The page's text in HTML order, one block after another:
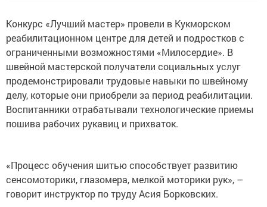
Конкурс «Лучший мастер» провели в Кукморском
реабилитационном центре для детей и подростков с
ограниченными возможностями «Милосердие». В
швейной мастерской получатели социальных услуг
продемонстрировали трудовые навыки по швейному
делу, которые они приобрели за период реабилитации.
Воспитанники отрабатывали технологические приемы
пошива рабочих рукавиц и прихваток.
«Процесс обучения шитью способствует развитию
сенсомоторики, глазомера, мелкой моторики рук», –
говорит инструктор по труду Асия Борковских.